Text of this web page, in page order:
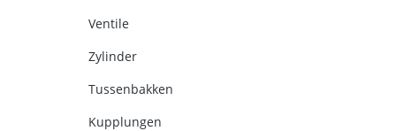
Ventile
Zylinder
Tussenbakken
Kupplungen